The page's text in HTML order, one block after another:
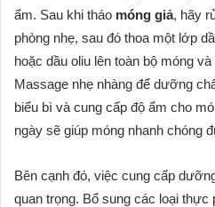
ẩm. Sau khi tháo móng giả, hãy
phòng nhẹ, sau đó thoa một lớp
hoặc dầu oliu lên toàn bộ móng
Massage nhẹ nhàng để dưỡng
biểu bì và cung cấp độ ẩm cho
ngày sẽ giúp móng nhanh chóng
Bên cạnh đó, việc cung cấp
quan trọng. Bổ sung các loại thực